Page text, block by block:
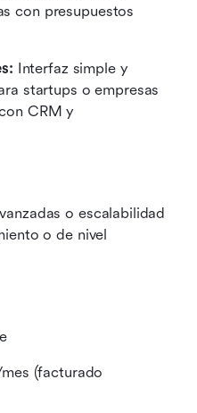
con presupuestos
Interfaz simple y
startups o empresas
CRM y
o escalabilidad
o de nivel
(facturado